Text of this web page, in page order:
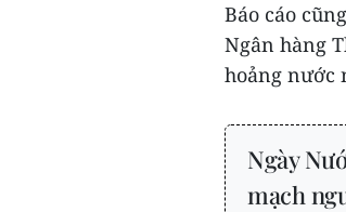
Báo cáo
Ngân hàng
hoảng nước
Ngày
mạch